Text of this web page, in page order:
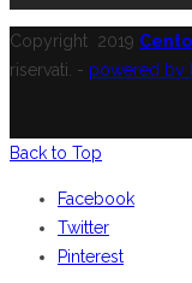
Copyright 2019
riservati. - powered by
Back to Top
Facebook
Twitter
Pinterest